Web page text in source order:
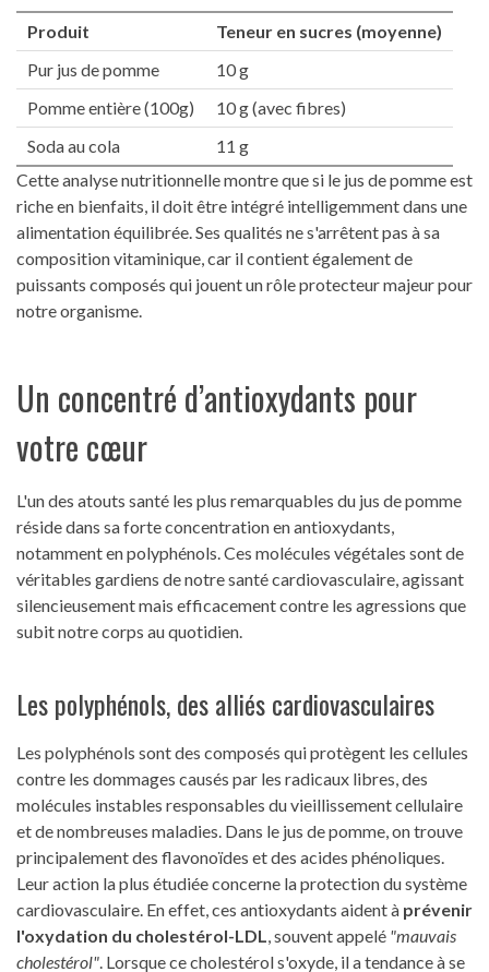
Produit
Teneur en sucres (moyenne)
Pur jus de pomme
10 g
Pomme entière (100g)
10 g (avec fibres)
Soda au cola
11 g
Cette analyse nutritionnelle montre que si le jus de pomme est
riche en bienfaits, il doit être intégré intelligemment dans une
alimentation équilibrée. Ses qualités ne s'arrêtent pas à sa
composition vitaminique, car il contient également de
puissants composés qui jouent un rôle protecteur majeur pour
notre organisme.
Un concentré d’antioxydants pour
votre cœur
L'un des atouts santé les plus remarquables du jus de pomme
réside dans sa forte concentration en antioxydants,
notamment en polyphénols. Ces molécules végétales sont de
véritables gardiens de notre santé cardiovasculaire, agissant
silencieusement mais efficacement contre les agressions que
subit notre corps au quotidien.
Les polyphénols, des alliés cardiovasculaires
Les polyphénols sont des composés qui protègent les cellules
contre les dommages causés par les radicaux libres, des
molécules instables responsables du vieillissement cellulaire
et de nombreuses maladies. Dans le jus de pomme, on trouve
principalement des flavonoïdes et des acides phénoliques.
Leur action la plus étudiée concerne la protection du système
cardiovasculaire. En effet, ces antioxydants aident à prévenir
l'oxydation du cholestérol-LDL, souvent appelé "mauvais
cholestérol". Lorsque ce cholestérol s'oxyde, il a tendance à se